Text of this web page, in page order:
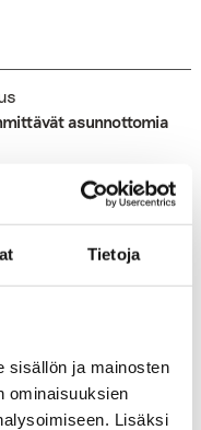
Tietoja
sisällön ja mainosten
ominaisuuksien
Lisäksi
asunnottomia